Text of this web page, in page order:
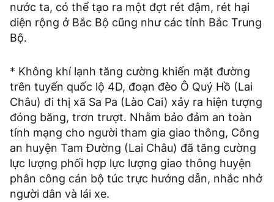
nước ta, có thể tạo ra một đợt rét đậm, rét hại
diện rộng ở Bắc Bộ cũng như các tỉnh Bắc Trung
Bộ.
* Không khí lạnh tăng cường khiến mặt đường
trên tuyến quốc lộ 4D, đoạn đèo Ô Quý Hồ (Lai
Châu) đi thị xã Sa Pa (Lào Cai) xảy ra hiện tượng
đóng băng, trơn trượt. Nhằm bảo đảm an toàn
tính mạng cho người tham gia giao thông, Công
an huyện Tam Đường (Lai Châu) đã tăng cường
lực lượng phối hợp lực lượng giao thông huyện
phân công cán bộ túc trực hướng dẫn, nhắc nhở
người dân và lái xe.